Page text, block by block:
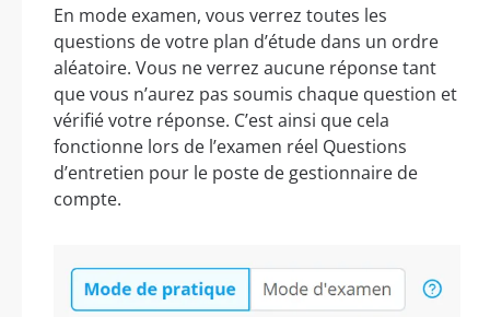
En mode examen, vous verrez toutes les
questions de votre plan d’étude dans un ordre
aléatoire. Vous ne verrez aucune réponse tant
que vous n’aurez pas soumis chaque question et
vérifié votre réponse. C’est ainsi que cela
fonctionne lors de l’examen réel Questions
d’entretien pour le poste de gestionnaire de
compte.